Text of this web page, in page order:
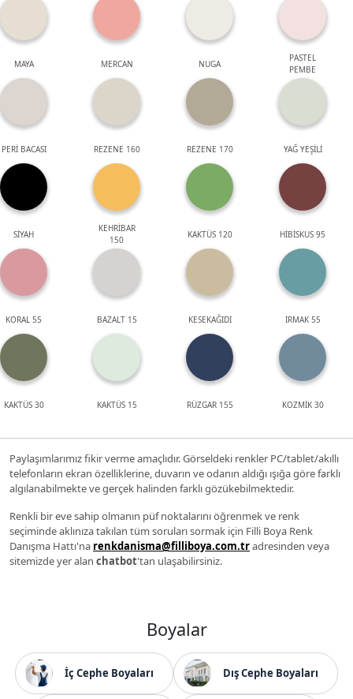
MAYA MERCAN NUGA
PASTEL
PEMBE
PERİ BACASI REZENE 160 REZENE 170 YAĞ YEŞİLİ
SİYAH
KEHRİBAR
150
KAKTÜS 120 HİBİSKUS 95
KORAL 55 BAZALT 15 KESEKAĞIDI IRMAK 55
KAKTÜS 30 KAKTÜS 15 RÜZGAR 155 KOZMİK 30
Paylaşımlarımız fikir verme amaçlıdır. Görseldeki renkler PC/tablet/akıllı
telefonların ekran özelliklerine, duvarın ve odanın aldığı ışığa göre farklı
algılanabilmekte ve gerçek halinden farklı gözükebilmektedir.
Renkli bir eve sahip olmanın püf noktalarını öğrenmek ve renk
seçiminde aklınıza takılan tüm soruları sormak için Filli Boya Renk
Danışma Hattı'na renkdanisma@filliboya.com.tradresinden veya
sitemizde yer alan chatbot'tan ulaşabilirsiniz.
Boyalar
İç Cephe Boyaları Dış Cephe Boyaları